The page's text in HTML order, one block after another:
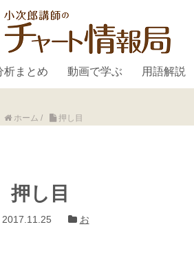
析まとめ 動画で学ぶ 用語解説
ホーム / 押し目
押し目
お